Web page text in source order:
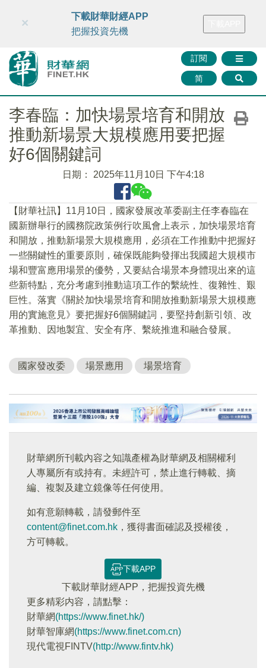
財華智庫網 FINTV FINMETA 財華證券 媒體矩陣
訂閱
简
×
下載財華財經APP
把握投資先機
李春臨：加快場景培育和開放
推動新場景大規模應用要把握
好6個關鍵詞
日期： 2025年11月10日 下午4:18
【財華社訊】11月10日，國家發展改革委副主任李春臨在
國新辦舉行的國務院政策例行吹風會上表示，加快場景培育
和開放，推動新場景大規模應用，必須在工作推動中把握好
一些關鍵性的重要原則，確保既能夠發揮出我國超大規模市
場和豐富應用場景的優勢，又要結合場景本身體現出來的這
些新特點，充分考慮到推動這項工作的繫統性、復雜性、艱
巨性。落實《關於加快場景培育和開放推動新場景大規模應
用的實施意見》要把握好6個關鍵詞，要堅持創新引領、改
革推動、因地製宜、安全有序、繫統推進和融合發展。
國家發改委 場景應用 場景培育
財華網所刊載內容之知識產權為財華網及相關權利
人專屬所有或持有。未經許可，禁止進行轉載、摘
編、複製及建立鏡像等任何使用。
如有意願轉載，請發郵件至
content@finet.com.hk ，獲得書面確認及授權後，
方可轉載。
下載APP
下載財華財經APP，把握投資先機
更多精彩内容，請點擊：
財華網(https://www.finet.hk/)
財華智庫網(https://www.finet.com.cn)
現代電視FINTV(http://www.fintv.hk)